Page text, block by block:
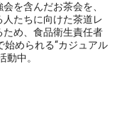
を含んだお茶会を、
たちに向けた茶道レ
め、食品衛生責任者
められる“カジュアル
動中。